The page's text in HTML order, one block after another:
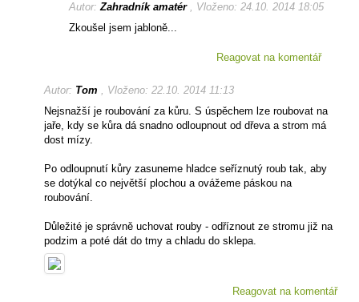
Autor:Zahradník amatér , Vloženo: 24.10. 2014 18:05
Zkoušel jsem jabloně...
Reagovat na komentář
Autor: Tom , Vloženo: 22.10. 2014 11:13
Nejsnažší je roubování za kůru. S úspěchem lze roubovat na
jaře, kdy se kůra dá snadno odloupnout od dřeva a strom má
dost mízy.
Po odloupnutí kůry zasuneme hladce seříznutý roub tak, aby
se dotýkal co největší plochou a ovážeme páskou na
roubování.
Důležité je správně uchovat rouby - odříznout ze stromu již na
podzim a poté dát do tmy a chladu do sklepa.
Reagovat na komentář